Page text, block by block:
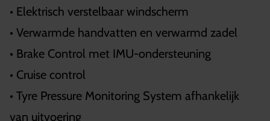
• Elektrisch verstelbaar windscherm
• Verwarmde handvatten en verwarmd zadel
• Brake Control met IMU-ondersteuning
• Cruise control
• Tyre Pressure Monitoring System afhankelijk
van uitvoering